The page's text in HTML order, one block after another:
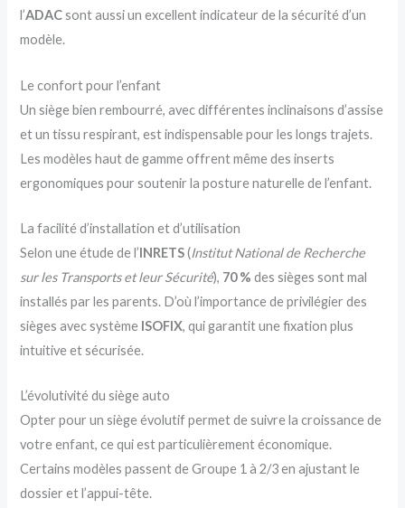
l’ADACsont aussi un excellent indicateur de la sécurité d’un
modèle.
Le confort pour l’enfant
Un siège bien rembourré, avec différentes inclinaisons d’assise
et un tissu respirant, est indispensable pour les longs trajets.
Les modèles haut de gamme offrent même des inserts
ergonomiques pour soutenir la posture naturelle de l’enfant.
La facilité d’installation et d’utilisation
Selon une étude de l’INRETS(Institut National de Recherche
sur les Transports et leur Sécurité), 70 % des sièges sont mal
installés par les parents. D’où l’importance de privilégier des
sièges avec système ISOFIX, qui garantit une fixation plus
intuitive et sécurisée.
L’évolutivité du siège auto
Opter pour un siège évolutif permet de suivre la croissance de
votre enfant, ce qui est particulièrement économique.
Certains modèles passent de Groupe 1 à 2/3 en ajustant le
dossier et l’appui-tête.